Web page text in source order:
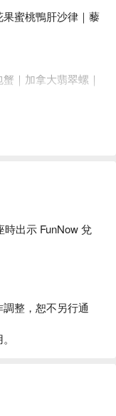
蜜桃鴨肝沙律｜藜
｜加拿大翡翠螺｜
魚｜雜錦角切魚生
律｜泰式燒牛肉沙
時出示 FunNow 兌
整，恕不另行通